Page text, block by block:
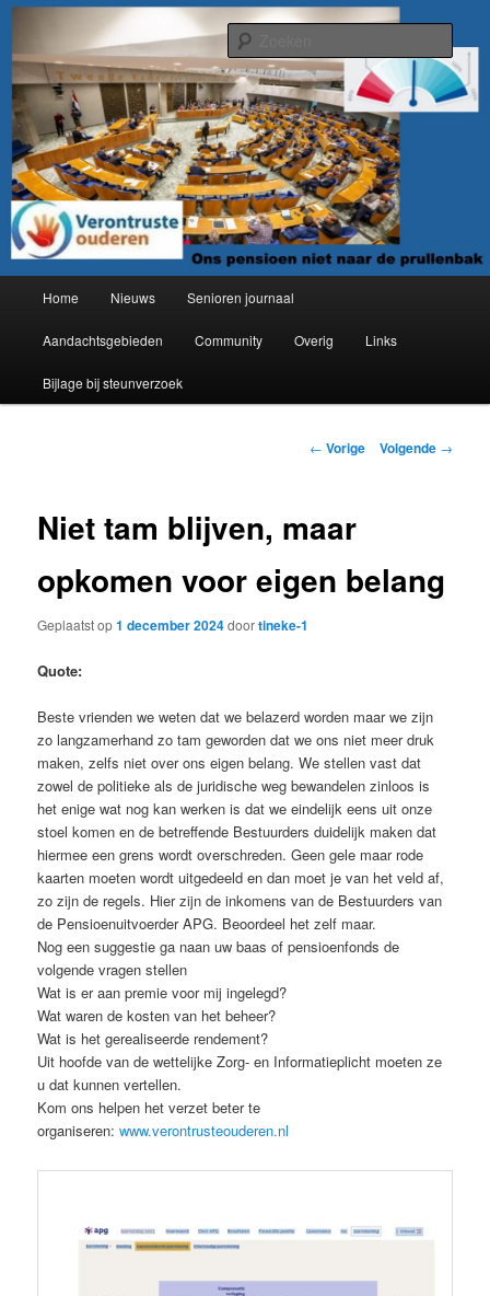
Spring
de
primaire
inhoud Verontruste ouderen
Organisatie van verontruste ouderen
Home Nieuws Senioren journaal
Aandachtsgebieden Community Overig Links
Bijlage bij steunverzoek
Berichtnavigatie
← Vorige Volgende →
Niet tam blijven, maar
opkomen voor eigen belang
Geplaatst op1 december 2024doortineke-1
Quote:
Beste vrienden we weten dat we belazerd worden maar we zijn
zo langzamerhand zo tam geworden dat we ons niet meer druk
maken, zelfs niet over ons eigen belang. We stellen vast dat
zowel de politieke als de juridische weg bewandelen zinloos is
het enige wat nog kan werken is dat we eindelijk eens uit onze
stoel komen en de betreffende Bestuurders duidelijk maken dat
hiermee een grens wordt overschreden. Geen gele maar rode
kaarten moeten wordt uitgedeeld en dan moet je van het veld af,
zo zijn de regels. Hier zijn de inkomens van de Bestuurders van
de Pensioenuitvoerder APG. Beoordeel het zelf maar.
Nog een suggestie ga naan uw baas of pensioenfonds de
volgende vragen stellen
Wat is er aan premie voor mij ingelegd?
Wat waren de kosten van het beheer?
Wat is het gerealiseerde rendement?
Uit hoofde van de wettelijke Zorg- en Informatieplicht moeten ze
u dat kunnen vertellen.
Kom ons helpen het verzet beter te
organiseren:www.verontrusteouderen.nl